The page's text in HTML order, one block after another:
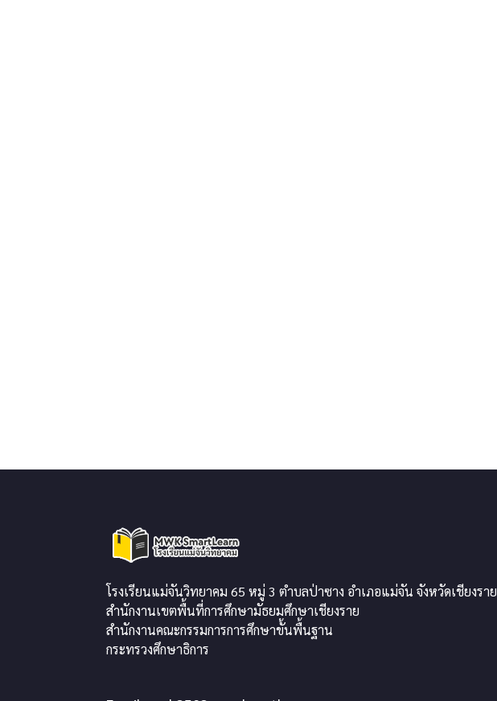
โรงเรียนแม่จันวิทยาคม 65 หมู่ 3 ตำบลป่าซาง อำเภอแม่จัน จังหวัดเชียงราย
สำนักงานเขตพื้นที่การศึกษามัธยมศึกษาเชียงราย
สำนักงานคณะกรรมการการศึกษาขั้นพื้นฐาน
กระทรวงศึกษาธิการ